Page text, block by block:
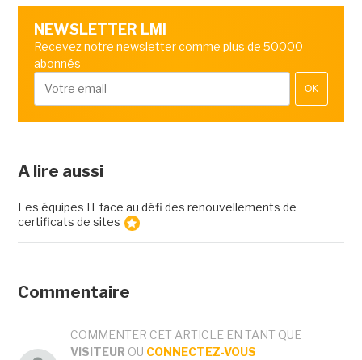
NEWSLETTER LMI
Recevez notre newsletter comme plus de 50000
abonnés
OK
A lire aussi
Les équipes IT face au défi des renouvellements de
certificats de sites
Commentaire
COMMENTER CET ARTICLE EN TANT QUE
VISITEUR OU CONNECTEZ-VOUS